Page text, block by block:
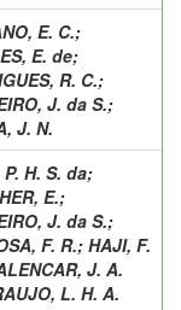
E. C.;
E. de;
R. C.;
J. da S.;
J. N.
P. H. S. da;
E.;
J. da S.;
F. R.; HAJI, F.
J. A.
L. H. A.